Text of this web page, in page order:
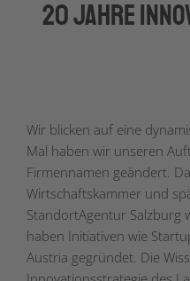
20 Jahre
Wir blicken auf eine
Mal haben wir unseren
Firmennamen geändert.
Wirtschaftskammer und
StandortAgentur
haben Initiativen wie
Austria gegründet. Die